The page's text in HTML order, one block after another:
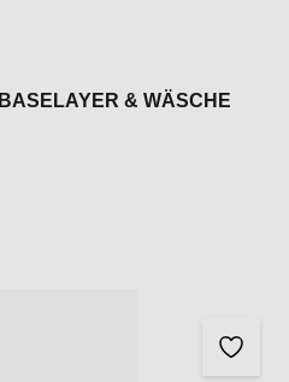
BASELAYER & WÄSCHE